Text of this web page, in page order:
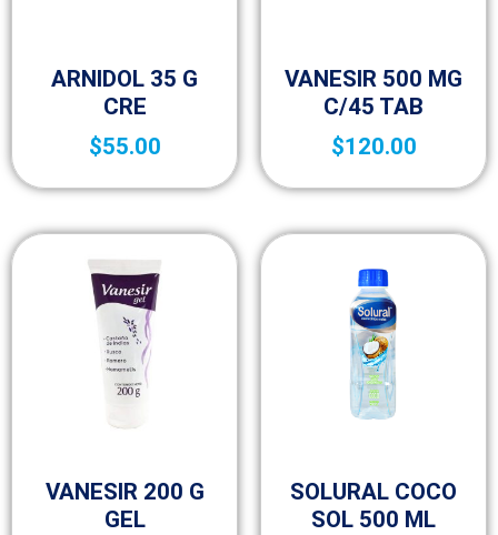
ARNIDOL 35 G
CRE
$55.00
VANESIR 500 MG
C/45 TAB
$120.00
VANESIR 200 G
GEL
SOLURAL COCO
SOL 500 ML